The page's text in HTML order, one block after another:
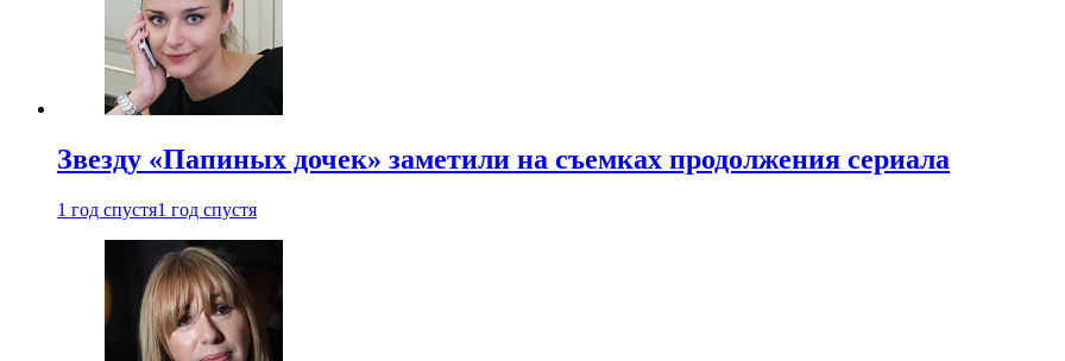
Звезду «Папиных дочек» заметили на съемках продолжения сериала
1 год спустя1 год спустя